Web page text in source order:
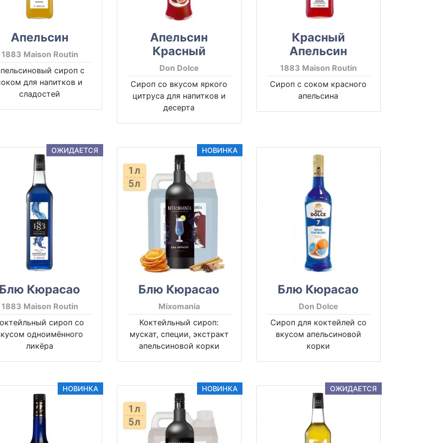
Апельсин
1883 Maison Routin
сироп с
для напитков и
сладостей
Апельсин
Красный
Don Dolce
Сироп со вкусом яркого
цитруса для напитков и
десерта
Красный
Апельсин
1883 Maison Routin
Сироп с соком красного
апельсина
ОЖИДАЕТСЯ
Кюрасао
1883 Maison Routin
сироп со
одноимённого
ликёра
НОВИНКА
Блю Кюрасао
Mixomania
Коктейльный сироп:
мускат, специи, экстракт
апельсиновой корки
Блю Кюрасао
Don Dolce
Сироп для коктейлей со
вкусом апельсиновой
корки
НОВИНКА НОВИНКА ОЖИДАЕТСЯ